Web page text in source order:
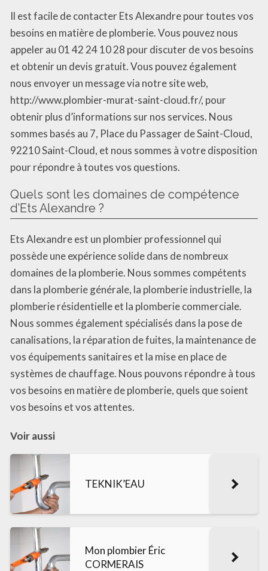
Il est facile de contacter Ets Alexandre pour toutes vos
besoins en matière de plomberie. Vous pouvez nous
appeler au 01 42 24 10 28 pour discuter de vos besoins
et obtenir un devis gratuit. Vous pouvez également
nous envoyer un message via notre site web,
http://www.plombier-murat-saint-cloud.fr/, pour
obtenir plus d’informations sur nos services. Nous
sommes basés au 7, Place du Passager de Saint-Cloud,
92210 Saint-Cloud, et nous sommes à votre disposition
pour répondre à toutes vos questions.
Quels sont les domaines de compétence
d’Ets Alexandre ?
Ets Alexandre est un plombier professionnel qui
possède une expérience solide dans de nombreux
domaines de la plomberie. Nous sommes compétents
dans la plomberie générale, la plomberie industrielle, la
plomberie résidentielle et la plomberie commerciale.
Nous sommes également spécialisés dans la pose de
canalisations, la réparation de fuites, la maintenance de
vos équipements sanitaires et la mise en place de
systèmes de chauffage. Nous pouvons répondre à tous
vos besoins en matière de plomberie, quels que soient
vos besoins et vos attentes.
Voir aussi
TEKNIK’EAU
Mon plombier Éric
CORMERAIS